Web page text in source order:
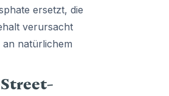
ersetzt, die
verursacht
natürlichem